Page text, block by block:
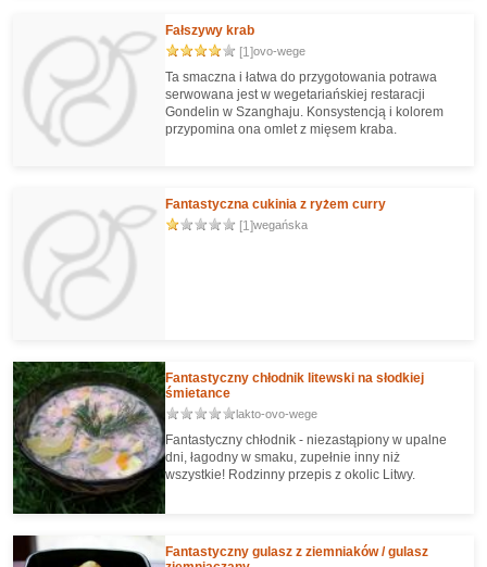
Fałszywy krab
[1]ovo-wege
Ta smaczna i łatwa do przygotowania potrawa
serwowana jest w wegetariańskiej restaracji
Gondelin w Szanghaju. Konsystencją i kolorem
przypomina ona omlet z mięsem kraba.
Fantastyczna cukinia z ryżem curry
[1]wegańska
Fantastyczny chłodnik litewski na słodkiej
śmietance
lakto-ovo-wege
Fantastyczny chłodnik - niezastąpiony w upalne
dni, łagodny w smaku, zupełnie inny niż
wszystkie! Rodzinny przepis z okolic Litwy.
Fantastyczny gulasz z ziemniaków / gulasz